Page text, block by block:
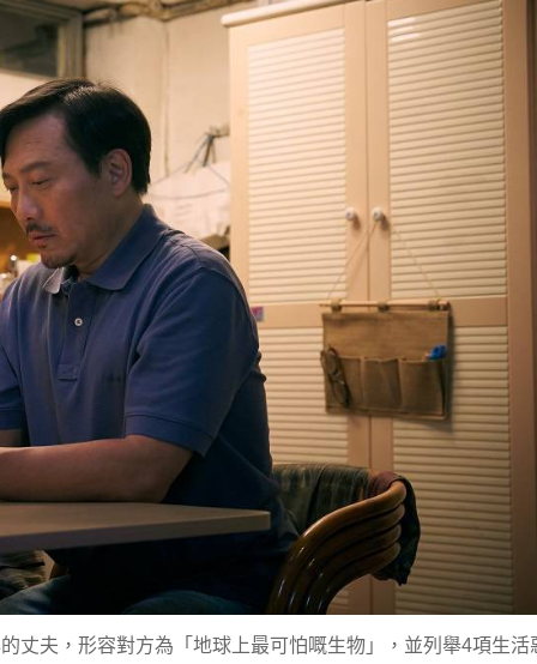
丈夫，形容對方為「地球上最可怕嘅生物」，並列舉4項生活